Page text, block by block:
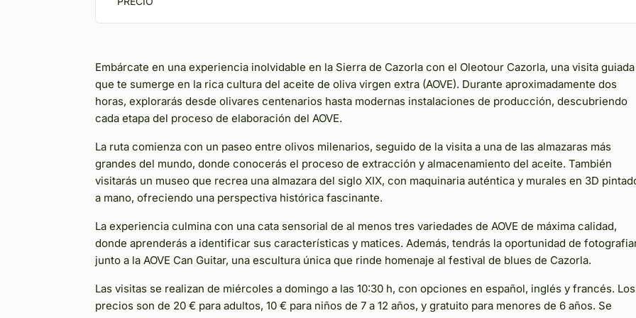
Embárcate en una experiencia inolvidable en la Sierra de Cazorla con el Oleotour Cazorla, una visita guiada
que te sumerge en la rica cultura del aceite de oliva virgen extra (AOVE). Durante aproximadamente dos
horas, explorarás desde olivares centenarios hasta modernas instalaciones de producción, descubriendo
cada etapa del proceso de elaboración del AOVE.
La ruta comienza con un paseo entre olivos milenarios, seguido de la visita a una de las almazaras más
grandes del mundo, donde conocerás el proceso de extracción y almacenamiento del aceite. También
visitarás un museo que recrea una almazara del siglo XIX, con maquinaria auténtica y murales en 3D
a mano, ofreciendo una perspectiva histórica fascinante.
La experiencia culmina con una cata sensorial de al menos tres variedades de AOVE de máxima calidad,
donde aprenderás a identificar sus características y matices. Además, tendrás la oportunidad de
junto a la AOVE Can Guitar, una escultura única que rinde homenaje al festival de blues de Cazorla.
Las visitas se realizan de miércoles a domingo a las 10:30 h, con opciones en español, inglés y francés. Los
precios son de 20 € para adultos, 10 € para niños de 7 a 12 años, y gratuito para menores de 6 años. Se